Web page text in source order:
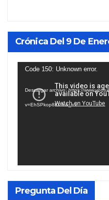
Crónica Del 9 De
Reproductor
vídeo
Code 150: Unknown error.
Descargar archivo: https://
v=EhSPkop8KPY&_=1
Pregunta Del Día